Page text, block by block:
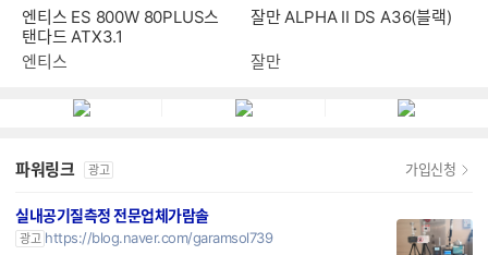
엔티스 ES 800W 80PLUS스
탠다드 ATX3.1
엔티스
잘만 ALPHA II DS A36(블랙)
잘만
파워링크 광고 가입신청
실내공기질측정 전문업체가람솔
광고 https://blog.naver.com/garamsol739